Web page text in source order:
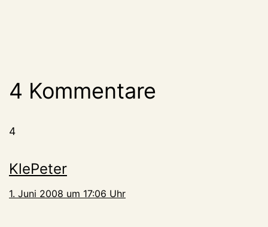
4 Kommentare
4
KlePeter
1. Juni 2008 um 17:06 Uhr